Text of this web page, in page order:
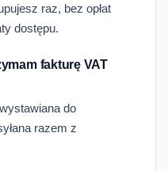
raz, bez opłat
dostępu.
fakturę VAT
do
razem z